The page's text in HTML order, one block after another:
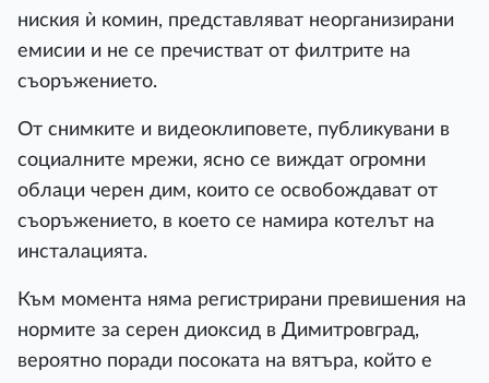
ниския ѝ комин, представляват неорганизирани
емисии и не се пречистват от филтрите на
съоръжението.
От снимките и видеоклиповете, публикувани в
социалните мрежи, ясно се виждат огромни
облаци черен дим, които се освобождават от
съоръжението, в което се намира котелът на
инсталацията.
Към момента няма регистрирани превишения на
нормите за серен диоксид в Димитровград,
вероятно поради посоката на вятъра, който е